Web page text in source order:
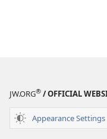
JW.ORG® / OFFICIAL
Appearance Settings